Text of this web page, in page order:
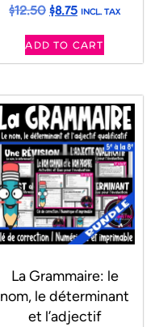
$12.50$8.75 INCL. TAX
ADD TO CART
La Grammaire: le
nom, le déterminant
et l’adjectif